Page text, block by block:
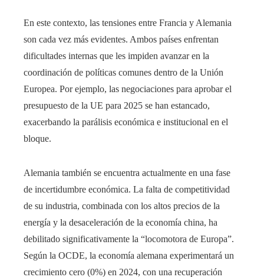
En este contexto, las tensiones entre Francia y Alemania
son cada vez más evidentes. Ambos países enfrentan
dificultades internas que les impiden avanzar en la
coordinación de políticas comunes dentro de la Unión
Europea. Por ejemplo, las negociaciones para aprobar el
presupuesto de la UE para 2025 se han estancado,
exacerbando la parálisis económica e institucional en el
bloque.
Alemania también se encuentra actualmente en una fase
de incertidumbre económica. La falta de competitividad
de su industria, combinada con los altos precios de la
energía y la desaceleración de la economía china, ha
debilitado significativamente la “locomotora de Europa”.
Según la OCDE, la economía alemana experimentará un
crecimiento cero (0%) en 2024, con una recuperación